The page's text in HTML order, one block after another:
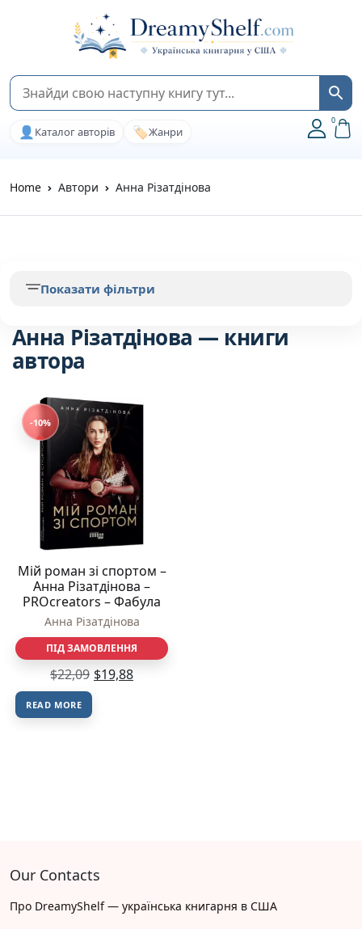
👤 Каталог авторів 🏷️Жанри
0
Home Автори Анна Різатдінова
Анна Різатдінова — книги
автора
-10%
Мій роман зі спортом –
Анна Різатдінова –
PROcreators – Фабула
Анна Різатдінова
ПІД ЗАМОВЛЕННЯ
$22,09 $19,88
READ MORE
Показати фільтри
Our Contacts
Про DreamyShelf — українська книгарня в США